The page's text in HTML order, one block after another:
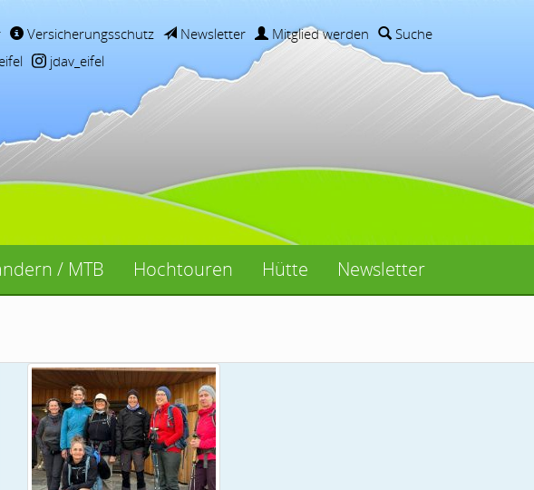
Versicherungsschutz Newsletter Mitglied werden
Suche
jdav_eifel
/ MTB Hochtouren Hütte Newsletter